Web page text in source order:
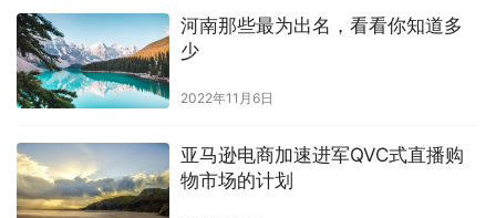
河南那些最为出名，看看你知道多
少
2022年11月6日
亚马逊电商加速进军QVC式直播购
物市场的计划